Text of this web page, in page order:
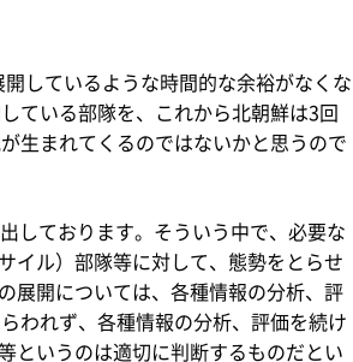
しているような時間的な余裕がなくな
ている部隊を、これから北朝鮮は3回
生まれてくるのではないかと思うので
しております。そういう中で、必要な
イル）部隊等に対して、態勢をとらせ
展開については、各種情報の分析、評
われず、各種情報の分析、評価を続け
というのは適切に判断するものだとい